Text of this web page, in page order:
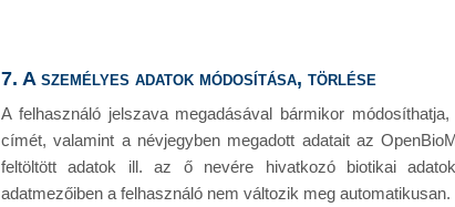
7. A személyes adatok módosítása, törlése
A felhasználó jelszava megadásával bármikor
címét, valamint a névjegyben megadott adatait az
feltöltött adatok ill. az ő nevére hivatkozó biotikai
adatmezőiben a felhasználó nem változik meg automatikusan.